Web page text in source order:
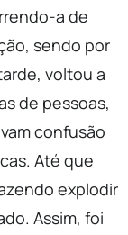
a de
sendo por
voltou a
de pessoas,
confusão
Até que
explodir
Assim, foi